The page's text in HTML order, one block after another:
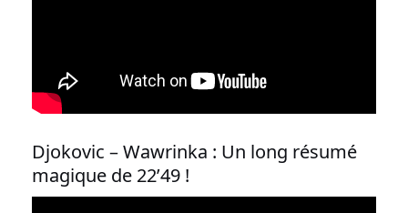
Djokovic – Wawrinka : Un long résumé
magique de 22’49 !